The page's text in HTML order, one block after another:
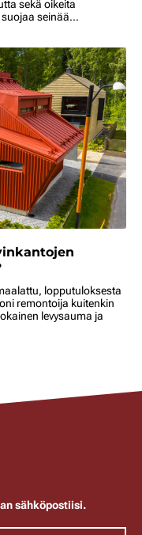
sekä oikeita
seinää...
lopputuloksesta
remontoija kuitenkin
levysauma ja
sähköpostiisi.